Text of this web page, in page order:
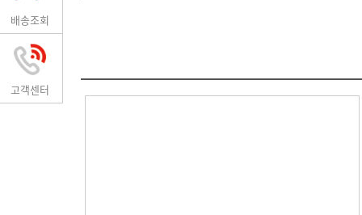
배송조회
고객센터